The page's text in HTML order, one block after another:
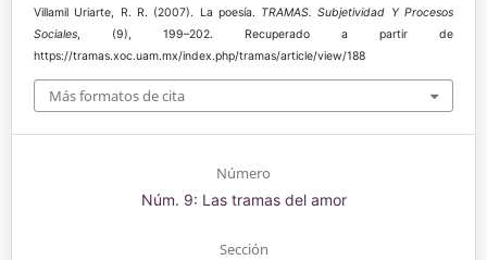
Villamil Uriarte, R. R. (2007). La poesía. TRAMAS. Subjetividad Y Procesos
Sociales, (9), 199–202. Recuperado a partir de
https://tramas.xoc.uam.mx/index.php/tramas/article/view/188
Más formatos de cita
Número
Núm. 9: Las tramas del amor
Sección